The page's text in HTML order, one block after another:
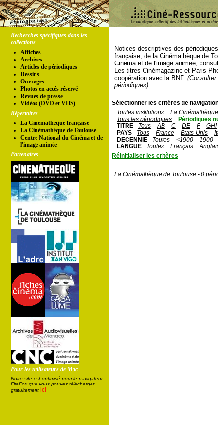
Recherches spécifiques dans les
collections
Affiches
Archives
Articles de périodiques
Dessins
Ouvrages
Photos en accés réservé
Revues de presse
Vidéos (DVD et VHS)
Répertoires
La Cinémathèque française
La Cinémathèque de Toulouse
Centre National du Cinéma et de
l'image animée
Partenaires
Pour les utilisateurs de Mac
Notre site est optimisé pour le navigateur
FireFox que vous pouvez télécharger
gratuitement ici
Notices descriptives des
française, de la Cinémathèque de
Cinéma et de l'image animée,
Les titres Cinémagazine et Paris-
coopération avec la BNF.
périodiques)
Sélectionner les critères de
Toutes institutions
La
Tous les périodiques
Périodiques
TITRE
Tous AB C DE F
GHI
PAYS
Tous France Etats-Unis
DECENNIE
Toutes <1900
1900
LANGUE
Toutes Français
Réinitialiser les critères
La Cinémathèque de Toulouse - 0